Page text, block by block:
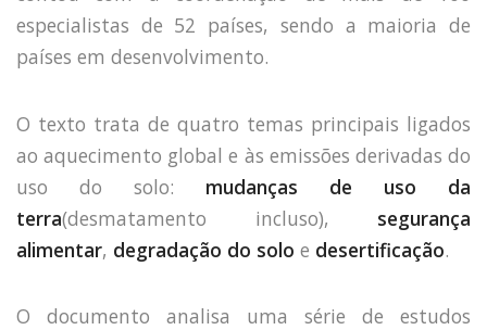
especialistas de 52 países, sendo a maioria de
países em desenvolvimento.
O texto trata de quatro temas principais ligados
ao aquecimento global e às emissões derivadas do
uso do solo:
mudanças de uso da
terra(desmatamento incluso),
segurança
alimentar, degradação do solo e desertificação.
O documento analisa uma série de estudos